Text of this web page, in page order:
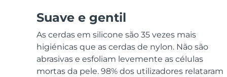
Suave e gentil
As cerdas em silicone são 35 vezes mais
higiénicas que as cerdas de nylon. Não são
abrasivas e esfoliam levemente as células
mortas da pele. 98% dos utilizadores relataram